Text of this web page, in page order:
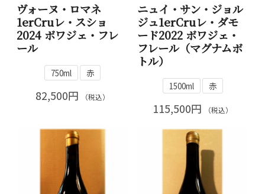
ヴォーヌ・ロマネ
1erCruレ・スショ
2024 ボワジェ・フレ
ール
750ml 赤
82,500円 （税込）
ニュイ・サン・ジョル
ジュ1erCruレ・ダモ
ード2022 ボワジェ・
フレール（マグナムボ
トル）
1500ml 赤
115,500円 （税込）